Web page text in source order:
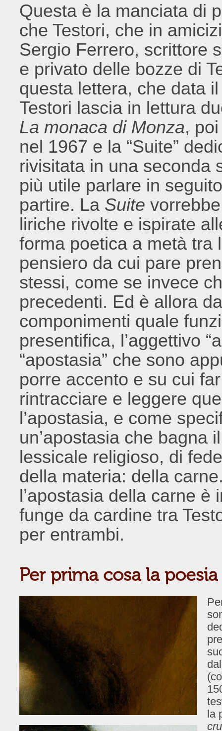
Questa è la manciata di
che Testori, che in
Sergio Ferrero, scrittore
e privato delle bozze di
questa lettera, che data
Testori lascia in lettura
La monaca di Monza,
nel 1967 e la “Suite”
rivisitata in una seconda
più utile parlare in
partire. La Suite
liriche rivolte e ispirate
forma poetica a metà tra
pensiero da cui pare
stessi, come se invece
precedenti. Ed è allora
componimenti quale
presentifica, l’aggettivo
“apostasia” che sono
porre accento e su cui
rintracciare e leggere
l’apostasia, e come
un’apostasia che bagna
lessicale religioso, di
della materia: della
l’apostasia della carne
funge da cardine tra
per entrambi.
Per prima cosa la poesia
la